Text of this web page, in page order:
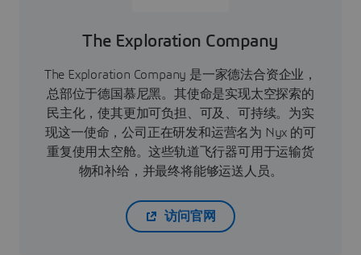
The Exploration Company
The Exploration Company 是一家德法合资企业，
总部位于德国慕尼黑。其使命是实现太空探索的
民主化，使其更加可负担、可及、可持续。为实
现这一使命，公司正在研发和运营名为 Nyx 的可
重复使用太空舱。这些轨道飞行器可用于运输货
物和补给，并最终将能够运送人员。
访问官网